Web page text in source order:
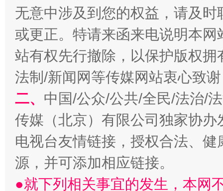
揭开“小金库”的免责幌子
受贿1.44亿！段成刚被判无期 从幼
无意中涉及到您的权益，请及
或更正。特请来函来电说明本
站有权先行撤除，以保护版权
法制/新闻网等传媒网站衷心致
二、 中国/公众/公共/全民/法治/
传媒（北京）有限公司独家协
电视台友情链接，授权合法、
源，并可添加相应链接。
●就下列相关事宜的发生，本网